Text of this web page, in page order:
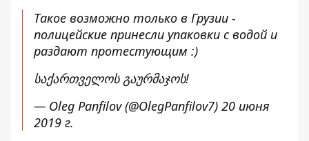
Такое возможно только в Грузии -
полицейские принесли упаковки с водой и
раздают протестующим :)
საქართველოს გაურმაჯოს!
— Oleg Panfilov (@OlegPanfilov7) 20 июня
2019 г.